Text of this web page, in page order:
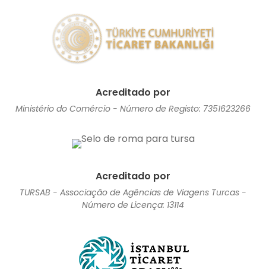
Acreditado por
Ministério do Comércio - Número de Registo: 7351623266
Acreditado por
TURSAB - Associação de Agências de Viagens Turcas -
Número de Licença: 13114